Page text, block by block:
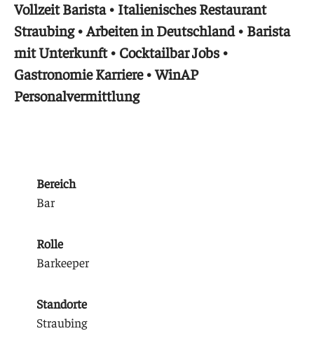
Vollzeit Barista • Italienisches Restaurant
Straubing • Arbeiten in Deutschland • Barista
mit Unterkunft • Cocktailbar Jobs •
Gastronomie Karriere • WinAP
Personalvermittlung
Bereich
Bar
Rolle
Barkeeper
Standorte
Straubing